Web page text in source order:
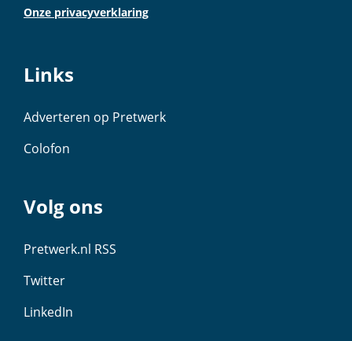
Onze privacyverklaring
Links
Adverteren op Pretwerk
Colofon
Volg ons
Pretwerk.nl RSS
Twitter
LinkedIn